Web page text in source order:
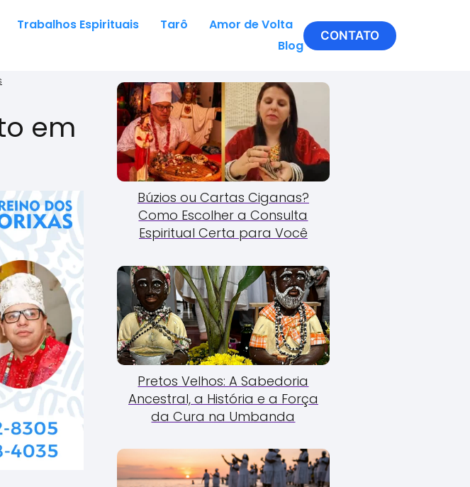
Trabalhos Espirituais Tarô
Amor de Volta
Blog
CONTATO
em
Búzios ou Cartas Ciganas?
Como Escolher a Consulta
Espiritual Certa para Você
Pretos Velhos: A Sabedoria
Ancestral, a História e a Força
da Cura na Umbanda